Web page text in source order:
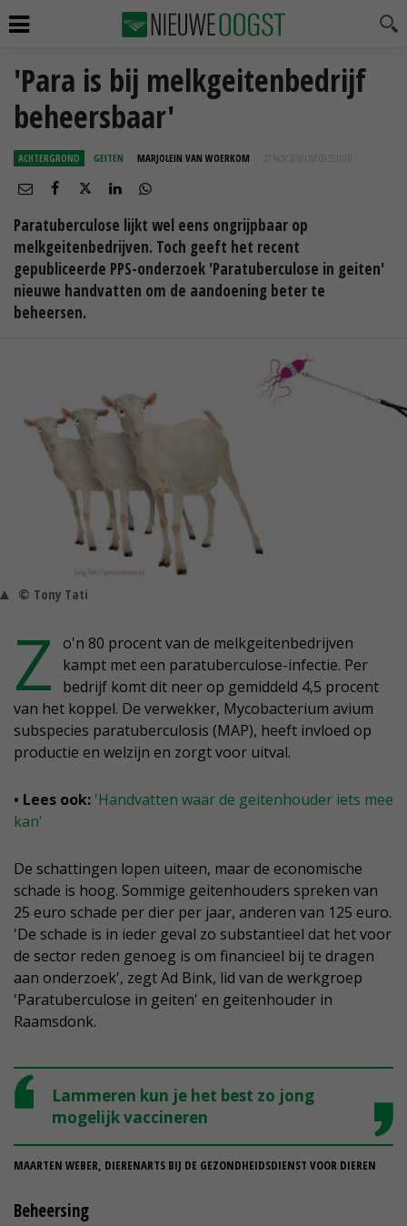
'Para is bij melkgeitenbedrijf
beheersbaar'
ACHTERGROND GEITEN MARJOLEIN VAN WOERKOM 27 NOV 2018 OM 09:55
Paratuberculose lijkt wel eens ongrijpbaar op
melkgeitenbedrijven. Toch geeft het recent
gepubliceerde PPS-onderzoek 'Paratuberculose in geiten'
nieuwe handvatten om de aandoening beter te
beheersen.
© Tony Tati
Z o'n 80 procent van de melkgeitenbedrijven
kampt met een paratuberculose-infectie. Per
bedrijf komt dit neer op gemiddeld 4,5 procent
van het koppel. De verwekker, Mycobacterium avium
subspecies paratuberculosis (MAP), heeft invloed op
productie en welzijn en zorgt voor uitval.
• Lees ook: 'Handvatten waar de geitenhouder iets mee
kan'
De schattingen lopen uiteen, maar de economische
schade is hoog. Sommige geitenhouders spreken van
25 euro schade per dier per jaar, anderen van 125 euro.
'De schade is in ieder geval zo substantieel dat het voor
de sector reden genoeg is om financieel bij te dragen
aan onderzoek', zegt Ad Bink, lid van de werkgroep
'Paratuberculose in geiten' en geitenhouder in
Raamsdonk.
Lammeren kun je het best zo jong
mogelijk vaccineren
MAARTEN WEBER, DIERENARTS BIJ DE GEZONDHEIDSDIENST VOOR DIEREN
Beheersing